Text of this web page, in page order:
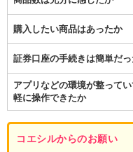
購入したい商品はあったか
証券口座の手続きは簡単だ
アプリなどの環境が整って
軽に操作できたか
コエシルからのお願い